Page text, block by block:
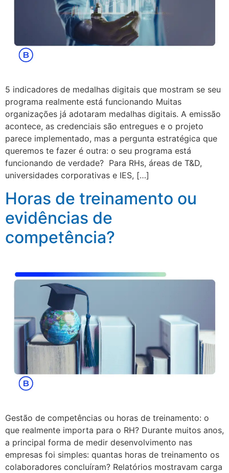
5 indicadores de medalhas digitais que mostram se seu
programa realmente está funcionando Muitas
organizações já adotaram medalhas digitais. A emissão
acontece, as credenciais são entregues e o projeto
parece implementado, mas a pergunta estratégica que
queremos te fazer é outra: o seu programa está
funcionando de verdade? Para RHs, áreas de T&D,
universidades corporativas e IES, […]
Horas de treinamento ou
evidências de
competência?
Gestão de competências ou horas de treinamento: o
que realmente importa para o RH? Durante muitos anos,
a principal forma de medir desenvolvimento nas
empresas foi simples: quantas horas de treinamento os
colaboradores concluíram? Relatórios mostravam carga